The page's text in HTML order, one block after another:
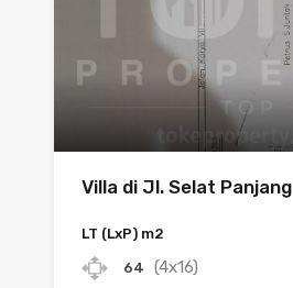
Villa di Jl. Selat Panjang
LT (LxP) m2
64 (4x16)